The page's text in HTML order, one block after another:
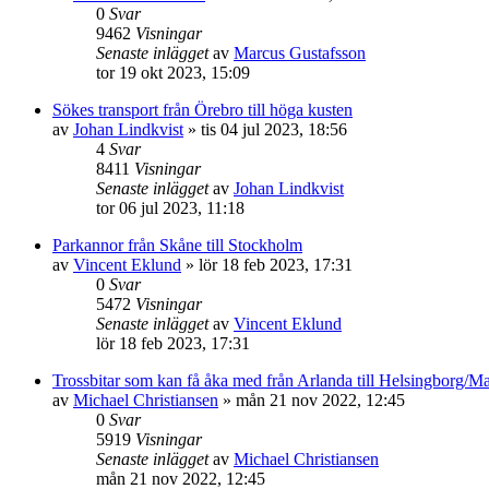
0 Svar
9462 Visningar
Senaste inläggetav Marcus Gustafsson
tor 19 okt 2023, 15:09
Sökes transport från Örebro till höga kusten
av Johan Lindkvist » tis 04 jul 2023, 18:56
4 Svar
8411 Visningar
Senaste inläggetav Johan Lindkvist
tor 06 jul 2023, 11:18
Parkannor från Skåne till Stockholm
av Vincent Eklund » lör 18 feb 2023, 17:31
0 Svar
5472 Visningar
Senaste inläggetav Vincent Eklund
lör 18 feb 2023, 17:31
Trossbitar som kan få åka med från Arlanda till Helsingborg/
av Michael Christiansen » mån 21 nov 2022, 12:45
0 Svar
5919 Visningar
Senaste inläggetav Michael Christiansen
mån 21 nov 2022, 12:45